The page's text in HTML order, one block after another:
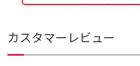
カスタマーレビュー